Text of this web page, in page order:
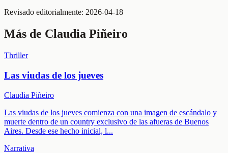
Revisado editorialmente: 2026-04-18
Más de Claudia Piñeiro
Thriller
Las viudas de los jueves
Claudia Piñeiro
Las viudas de los jueves comienza con una imagen de escándalo y
muerte dentro de un country exclusivo de las afueras de Buenos
Aires. Desde ese hecho inicial, l...
Narrativa